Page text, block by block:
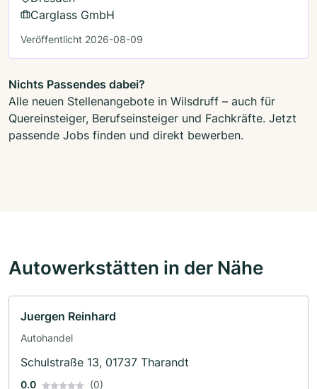
Carglass GmbH
Veröffentlicht 2026-08-09
Nichts Passendes dabei?
Alle neuen Stellenangebote in Wilsdruff – auch für
Quereinsteiger, Berufseinsteiger und Fachkräfte. Jetzt
passende Jobs finden und direkt bewerben.
Autowerkstätten in der Nähe
Juergen Reinhard
Autohandel
Schulstraße 13, 01737 Tharandt
0.0 (0)